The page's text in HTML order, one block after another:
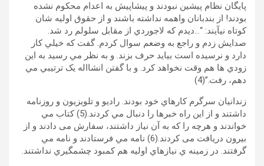
پايگان نظام پيشين نبودند و پيشاپيش به اعدام محکوم نشده
بودند! از بندبانان واهمه نداشته باشند و از حقوق اوليه شان
کوتاه نيآيند: “…ديدم که لاجوردي از مقابل سلولم رد شد.
صدايش زدم و راجع به وضعم سوال کردم. گفت که خيلي کار
دارد و نرسيده است بيايد حرف بزند. و به نظر مي رسيد به اين
زودي ها هم وقت نخواهد کرد. و با گفتن انشااله يک ترتيبي مي
دهم، رفت.”(4)
زندانيان سرگرم کارهاي خود بودند. راديو و تلويزيون و روزنامه
داشتند و از اين راه خبرها را دنبال مي کردند.(5) کتاب مي
خواندند و هرچه را که به آن نياز داشتند، سفارش می دادند و از
بيرون دريافت می کردند.(6) نامه مي فرستادند و نامه مي
گرفتند. در زمينه ي نيازهاي اوليه هم کمبود چشمگيري نداشتند.